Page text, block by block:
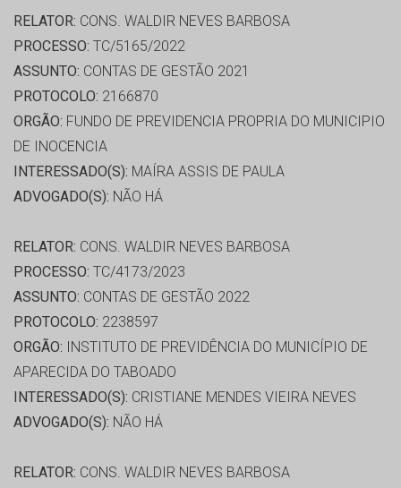
RELATOR: CONS. WALDIR NEVES BARBOSA
PROCESSO: TC/5165/2022
ASSUNTO: CONTAS DE GESTÃO 2021
PROTOCOLO: 2166870
ORGÃO: FUNDO DE PREVIDENCIA PROPRIA DO MUNICIPIO
DE INOCENCIA
INTERESSADO(S): MAÍRA ASSIS DE PAULA
ADVOGADO(S): NÃO HÁ
RELATOR: CONS. WALDIR NEVES BARBOSA
PROCESSO: TC/4173/2023
ASSUNTO: CONTAS DE GESTÃO 2022
PROTOCOLO: 2238597
ORGÃO: INSTITUTO DE PREVIDÊNCIA DO MUNICÍPIO DE
APARECIDA DO TABOADO
INTERESSADO(S): CRISTIANE MENDES VIEIRA NEVES
ADVOGADO(S): NÃO HÁ
RELATOR: CONS. WALDIR NEVES BARBOSA